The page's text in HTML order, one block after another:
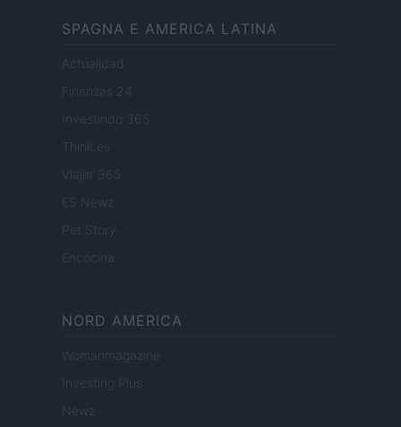
SPAGNA E AMERICA LATINA
Actualidad
Finanzas 24
Investindo 365
Think.es
Viajar 365
ES Newz
Encocina
NORD AMERICA
Womanmagazine
Investing Plus
Newz